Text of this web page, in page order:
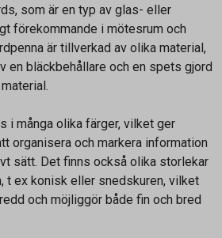
som är en typ av glas- eller
förekommande i mötesrum och
är tillverkad av olika material,
en bläckbehållare och en spets gjord
i många olika färger, vilket ger
organisera och markera information
sätt. Det finns också olika storlekar
t ex konisk eller snedskuren, vilket
och möjliggör både fin och bred